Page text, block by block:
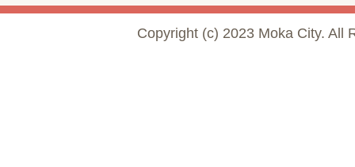
Copyright (c) 2023 Moka City. All